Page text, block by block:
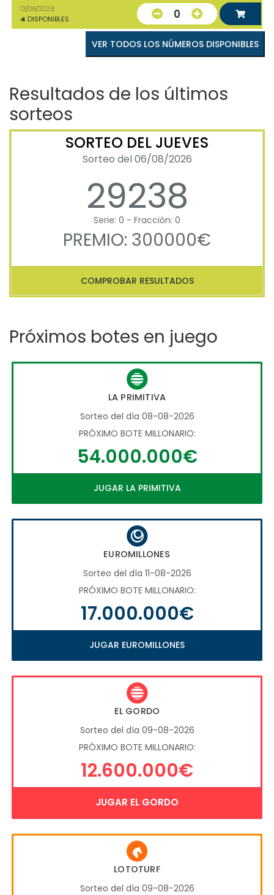
13/08/2026
4 DISPONIBLES 0
VER TODOS LOS NÚMEROS DISPONIBLES
Resultados de los últimos
sorteos
SORTEO DEL JUEVES
Sorteo del 06/08/2026
29238
Serie: 0 - Fracción: 0
PREMIO: 300000€
COMPROBAR RESULTADOS
Próximos botes en juego
LA PRIMITIVA
Sorteo del día 08-08-2026
PRÓXIMO BOTE MILLONARIO:
54.000.000€
JUGAR LA PRIMITIVA
EUROMILLONES
Sorteo del día 11-08-2026
PRÓXIMO BOTE MILLONARIO:
17.000.000€
JUGAR EUROMILLONES
EL GORDO
Sorteo del día 09-08-2026
PRÓXIMO BOTE MILLONARIO:
12.600.000€
JUGAR EL GORDO
LOTOTURF
Sorteo del día 09-08-2026